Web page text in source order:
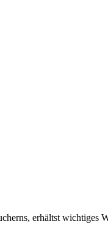
erhältst wichtiges